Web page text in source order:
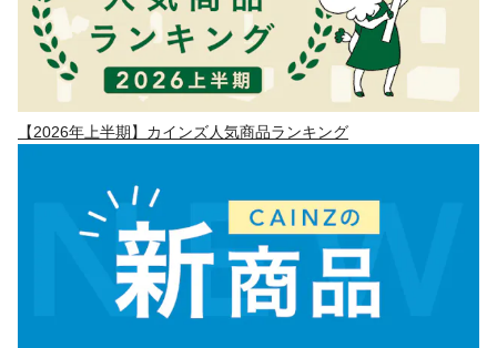
【2026年上半期】カインズ人気商品ランキング